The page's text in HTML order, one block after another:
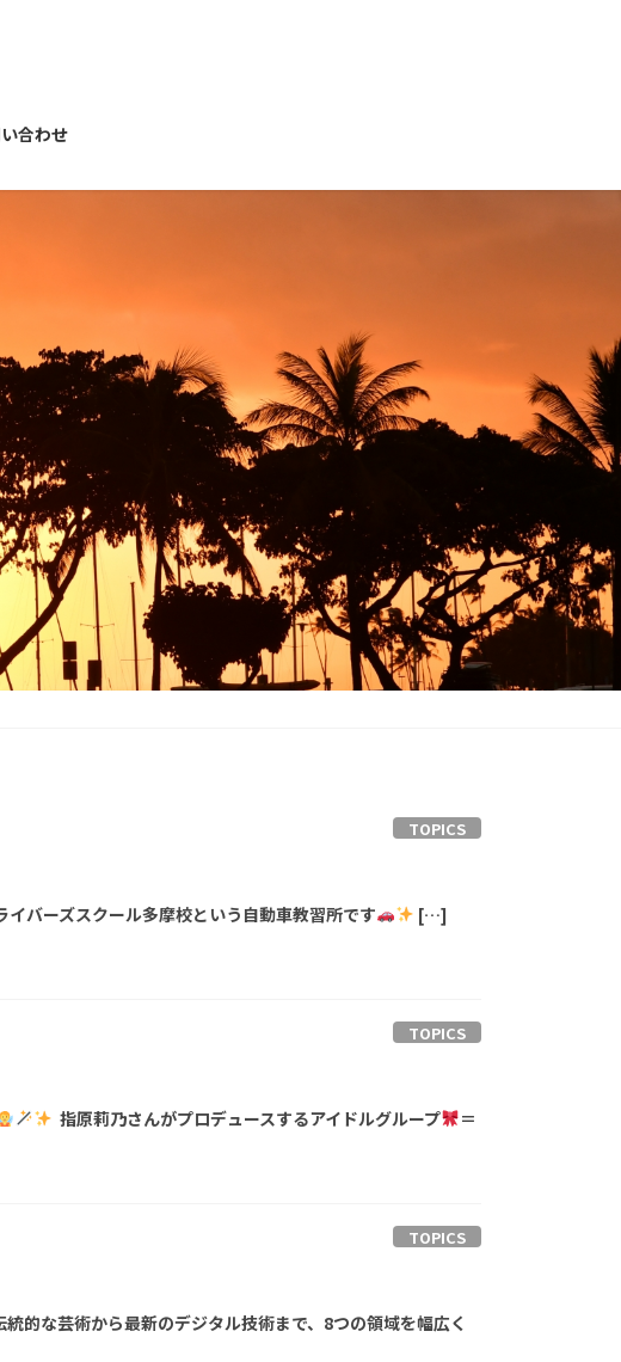
合わせ
TOPICS
イバーズスクール多摩校という自動車教習所です […]
TOPICS
指原莉乃さんがプロデュースするアイドルグループ
＝
TOPICS
統的な芸術から最新のデジタル技術まで、8つの領域を幅広く